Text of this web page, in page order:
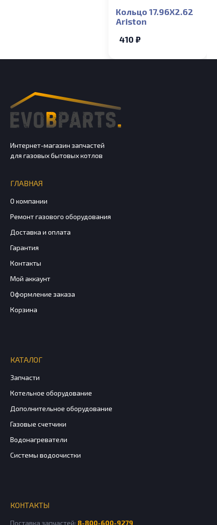
Кольцо 17.96X2.62
Ariston
410 ₽
Интернет-магазин запчастей
для газовых бытовых котлов
ГЛАВНАЯ
О компании
Ремонт газового оборудования
Доставка и оплата
Гарантия
Контакты
Мой аккаунт
Оформление заказа
Корзина
КАТАЛОГ
Запчасти
Котельное оборудование
Дополнительное оборудование
Газовые счетчики
Водонагреватели
Системы водоочистки
КОНТАКТЫ
Поставка запчастей: 8-800-600-9279